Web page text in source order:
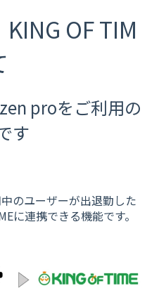
OF TIM
proをご利用の
す
のユーザーが出退勤した
に連携できる機能です。